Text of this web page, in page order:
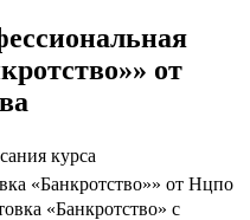
от
курса
«Банкротство»» от Нцпо
«Банкротство» с